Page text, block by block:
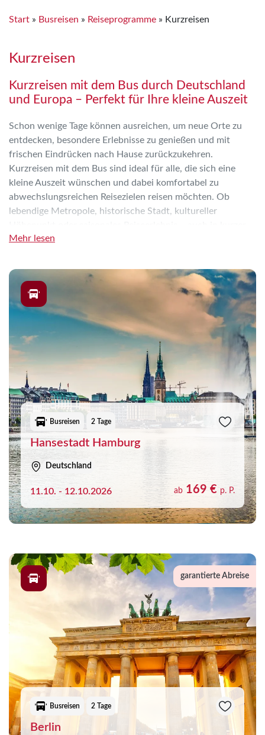
Start » Busreisen » Reiseprogramme » Kurzreisen
Kurzreisen
Kurzreisen mit dem Bus durch Deutschland
und Europa – Perfekt für Ihre kleine Auszeit
Schon wenige Tage können ausreichen, um neue Orte zu
entdecken, besondere Erlebnisse zu genießen und mit
frischen Eindrücken nach Hause zurückzukehren.
Kurzreisen mit dem Bus sind ideal für alle, die sich eine
kleine Auszeit wünschen und dabei komfortabel zu
abwechslungsreichen Reisezielen reisen möchten. Ob
lebendige Metropole, historische Stadt, kultureller
Zeit lassen sich viele besondere Momente erleben.
Europa und genießen Sie eine Reise, bei der Sie sich um die
Anreise nicht selbst kümmern müssen. Während der Fahrt
können Sie sich entspannt zurücklehnen und auf die
kommenden Erlebnisse einstimmen. Je nach Reise erwarten
Sie ausgewählte Hotels, interessante Ausflüge und
abwechslungsreiche Programme, die auf die jeweilige
Destination und Reisedauer abgestimmt sind.
Gerade für ein verlängertes Wochenende oder einige freie
Tage zwischendurch bieten Kurzreisen vielfältige
Möglichkeiten. Lernen Sie neue Städte kennen, besuchen
Sie besondere Veranstaltungen oder genießen Sie einfach
einen Tapetenwechsel fernab des Alltags. So wird bereits
eine kurze Reise zu einer erlebnisreichen Auszeit.
Mehr lesen
Busreisen 2 Tage
Hansestadt Hamburg
Deutschland
11.10. - 12.10.2026 ab 169 € p. P.
garantierte Abreise
Busreisen 2 Tage
Berlin